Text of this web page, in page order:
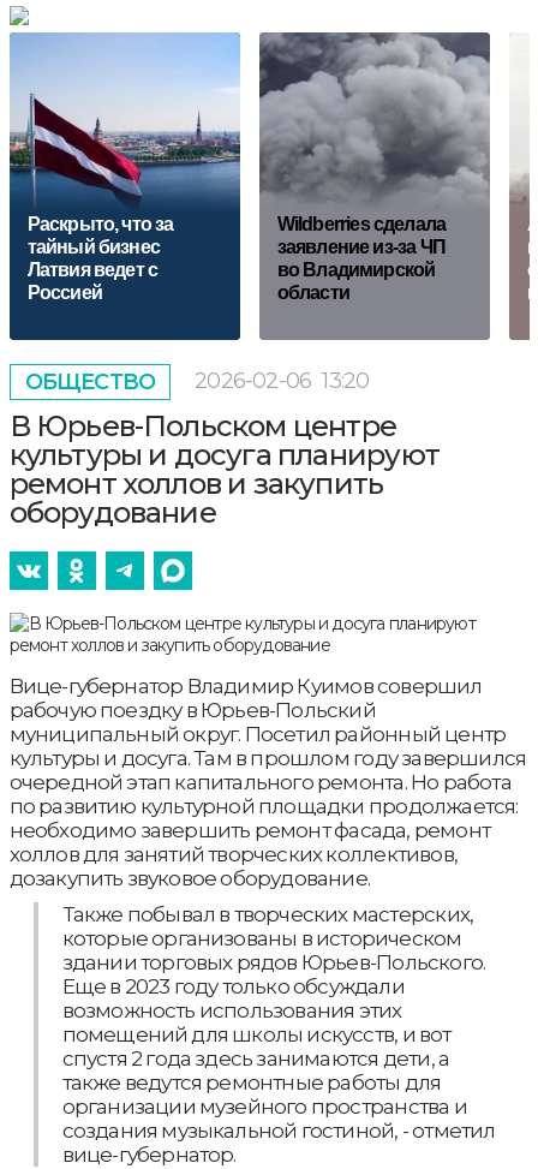
Раскрыто, что за
тайный бизнес
Латвия ведет с
Россией
Wildberries cделала
заявление из-за ЧП
во Владимирской
области
ОБЩЕСТВО 2026-02-06 13:20
В Юрьев-Польском центре
культуры и досуга планируют
ремонт холлов и закупить
оборудование
Вице-губернатор Владимир Куимов совершил
рабочую поездку в Юрьев-Польский
муниципальный округ. Посетил районный центр
культуры и досуга. Там в прошлом году завершился
очередной этап капитального ремонта. Но работа
по развитию культурной площадки продолжается:
необходимо завершить ремонт фасада, ремонт
холлов для занятий творческих коллективов,
дозакупить звуковое оборудование.
Также побывал в творческих мастерских,
которые организованы в историческом
здании торговых рядов Юрьев-Польского.
Еще в 2023 году только обсуждали
возможность использования этих
помещений для школы искусств, и вот
спустя 2 года здесь занимаются дети, а
также ведутся ремонтные работы для
организации музейного пространства и
создания музыкальной гостиной, - отметил
вице-губернатор.